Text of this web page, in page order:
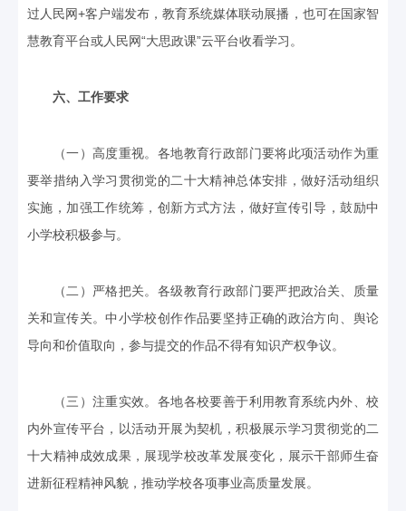
过人民网+客户端发布，教育系统媒体联动展播，也可在国家智
慧教育平台或人民网“大思政课”云平台收看学习。
六、工作要求
（一）高度重视。各地教育行政部门要将此项活动作为重
要举措纳入学习贯彻党的二十大精神总体安排，做好活动组织
实施，加强工作统筹，创新方式方法，做好宣传引导，鼓励中
小学校积极参与。
（二）严格把关。各级教育行政部门要严把政治关、质量
关和宣传关。中小学校创作作品要坚持正确的政治方向、舆论
导向和价值取向，参与提交的作品不得有知识产权争议。
（三）注重实效。各地各校要善于利用教育系统内外、校
内外宣传平台，以活动开展为契机，积极展示学习贯彻党的二
十大精神成效成果，展现学校改革发展变化，展示干部师生奋
进新征程精神风貌，推动学校各项事业高质量发展。